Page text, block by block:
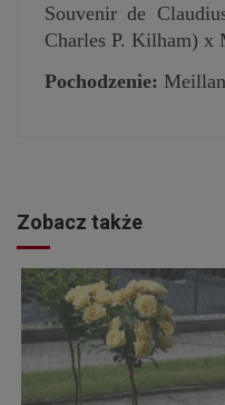
Souvenir de
Charles P. Kilham) x
Pochodzenie:
Zobacz także